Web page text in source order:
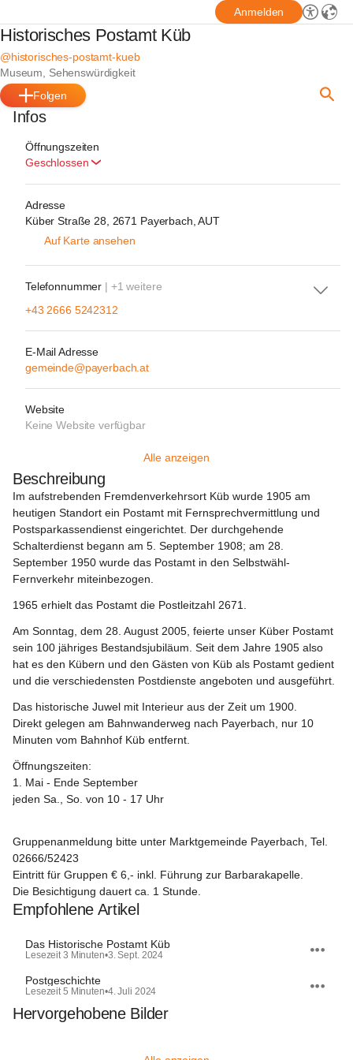
Anmelden
Historisches Postamt Küb
@historisches-postamt-kueb
Museum, Sehenswürdigkeit
Folgen
Infos
Öffnungszeiten
Geschlossen
Adresse
Küber Straße 28, 2671 Payerbach, AUT
Auf Karte ansehen
Telefonnummer | +1 weitere
+43 2666 5242312
E-Mail Adresse
gemeinde@payerbach.at
Website
Keine Website verfügbar
Alle anzeigen
Beschreibung
Im aufstrebenden Fremdenverkehrsort Küb wurde 1905 am
heutigen Standort ein Postamt mit Fernsprechvermittlung und
Postsparkassendienst eingerichtet. Der durchgehende
Schalterdienst begann am 5. September 1908; am 28.
September 1950 wurde das Postamt in den Selbstwähl-
Fernverkehr miteinbezogen.
1965 erhielt das Postamt die Postleitzahl 2671.
Am Sonntag, dem 28. August 2005, feierte unser Küber Postamt
sein 100 jähriges Bestandsjubiläum. Seit dem Jahre 1905 also
hat es den Kübern und den Gästen von Küb als Postamt gedient
und die verschiedensten Postdienste angeboten und ausgeführt.
Das historische Juwel mit Interieur aus der Zeit um 1900.
Direkt gelegen am Bahnwanderweg nach Payerbach, nur 10
Minuten vom Bahnhof Küb entfernt.
Öffnungszeiten:
1. Mai - Ende September
jeden Sa., So. von 10 - 17 Uhr
Gruppenanmeldung bitte unter Marktgemeinde Payerbach, Tel.
02666/52423
Eintritt für Gruppen € 6,- inkl. Führung zur Barbarakapelle.
Die Besichtigung dauert ca. 1 Stunde.
Empfohlene Artikel
Das Historische Postamt Küb
Lesezeit 3 Minuten•3. Sept. 2024
Postgeschichte
Lesezeit 5 Minuten•4. Juli 2024
Hervorgehobene Bilder